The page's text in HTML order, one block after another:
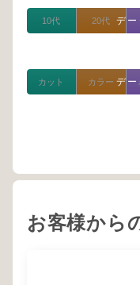
デ
10代 20代
デ
カット カラー
お客様から